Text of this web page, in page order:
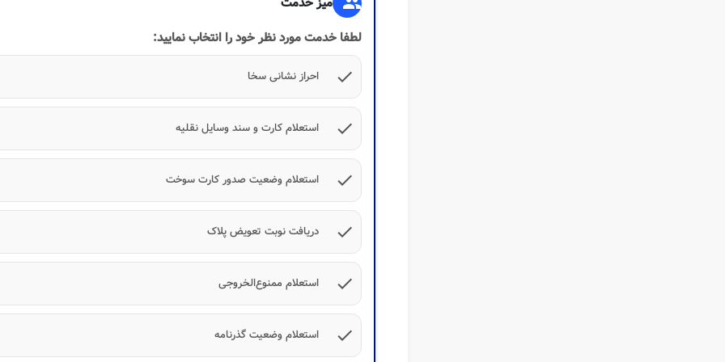
لطفا خدمت مورد نظر خود را انتخاب نمایید:
check
احراز نشانی سخا
check استعلام کارت و سند وسایل نقلیه
check استعلام وضعیت صدور کارت سوخت
check دریافت نوبت تعویض پلاک
check استعلام ممنوع‌الخروجی
check استعلام وضعیت گذرنامه